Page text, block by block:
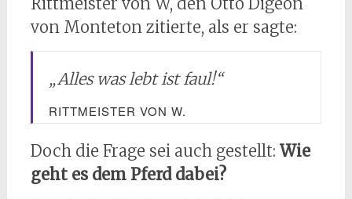
von Monteton zitierte, als er sagte:
„Alles was lebt ist faul!“
RITTMEISTER VON W.
Doch die Frage sei auch gestellt: Wie
geht es dem Pferd dabei?